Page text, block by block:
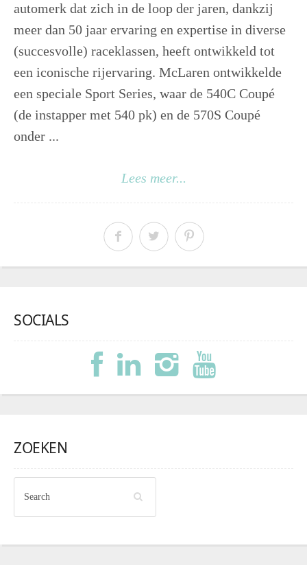
automerk dat zich in de loop der jaren, dankzij
meer dan 50 jaar ervaring en expertise in diverse
(succesvolle) raceklassen, heeft ontwikkeld tot
een iconische rijervaring. McLaren ontwikkelde
een speciale Sport Series, waar de 540C Coupé
(de instapper met 540 pk) en de 570S Coupé
onder ...
Lees meer...
SOCIALS
ZOEKEN